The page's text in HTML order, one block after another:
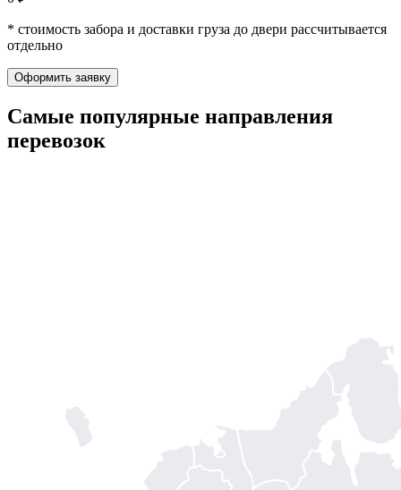
* стоимость забора и доставки груза до двери рассчитывается
отдельно
Оформить заявку
Самые популярные направления
перевозок